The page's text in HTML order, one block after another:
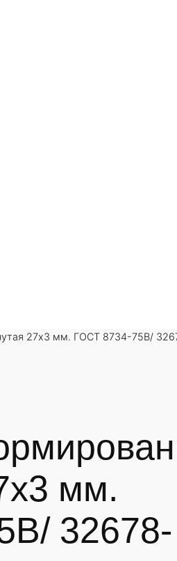
27х3 мм. ГОСТ 8734-75В/
мм.
32678-